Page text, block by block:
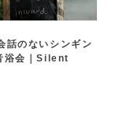
話のないシンギン
浴会｜Silent